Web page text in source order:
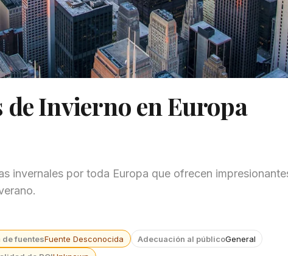
de Invierno en Europa
invernales por toda Europa que ofrecen
fuentesFuente Desconocida Adecuación al públicoGeneral